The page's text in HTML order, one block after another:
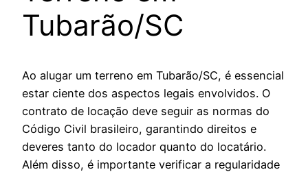
Tubarão/SC
Ao alugar um terreno em Tubarão/SC, é essencial
estar ciente dos aspectos legais envolvidos. O
contrato de locação deve seguir as normas do
Código Civil brasileiro, garantindo direitos e
deveres tanto do locador quanto do locatário.
Além disso, é importante verificar a regularidade